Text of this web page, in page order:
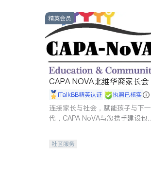
精英会员
CAPA NOVA北维华裔家长会
iTalkBB精英认证 执照已核实
连接家长与社会，赋能孩子与下一
代，CAPA NoVA与您携手建设包
社区服务